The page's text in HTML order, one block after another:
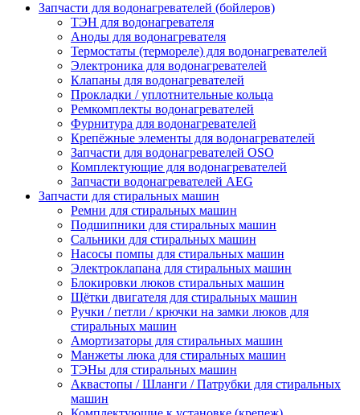
Запчасти для водонагревателей (бойлеров)
ТЭН для водонагревателя
Аноды для водонагревателя
Термостаты (термореле) для водонагревателей
Электроника для водонагревателей
Клапаны для водонагревателей
Прокладки / уплотнительные кольца
Ремкомплекты водонагревателей
Фурнитура для водонагревателей
Крепёжные элементы для водонагревателей
Запчасти для водонагревателей OSO
Комплектующие для водонагревателей
Запчасти водонагревателей AEG
Запчасти для стиральных машин
Ремни для стиральных машин
Подшипники для стиральных машин
Сальники для стиральных машин
Насосы помпы для стиральных машин
Электроклапана для стиральных машин
Блокировки люков стиральных машин
Щётки двигателя для стиральных машин
Ручки / петли / крючки на замки люков для
стиральных машин
Амортизаторы для стиральных машин
Манжеты люка для стиральных машин
ТЭНы для стиральных машин
Аквастопы / Шланги / Патрубки для стиральных
машин